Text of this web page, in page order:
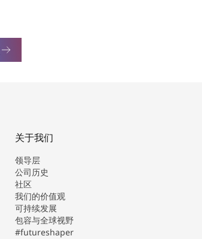
关于我们
领导层
公司历史
社区
我们的价值观
可持续发展
包容与全球视野
#futureshaper